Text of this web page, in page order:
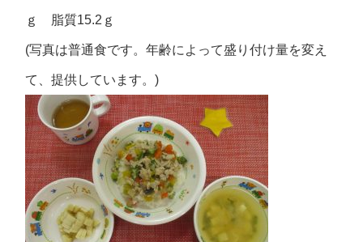
ｇ 脂質15.2ｇ
(写真は普通食です。年齢によって盛り付け量を変え
て、提供しています。)